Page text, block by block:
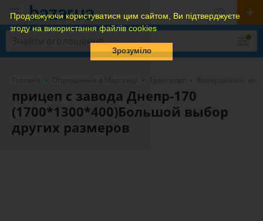
Продовжуючи користуватися цим сайтом, Ви підтверджуєте
згоду на використання файлів cookies
Зрозуміло
прицеп с завода Днепр-170
(1700*1300*400)Большой выбор
других размеров